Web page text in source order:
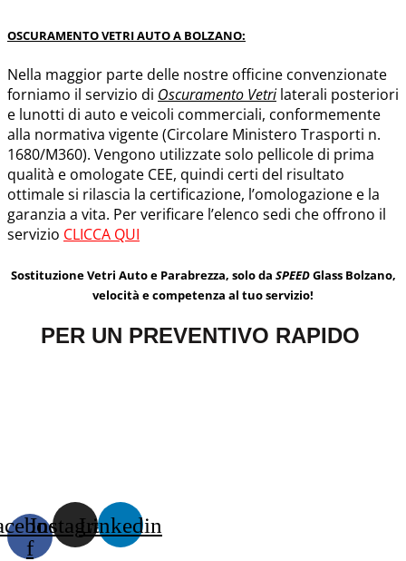
OSCURAMENTO VETRI AUTO A BOLZANO:
Nella maggior parte delle nostre officine convenzionate
forniamo il servizio di Oscuramento Vetri laterali posteriori
e lunotti di auto e veicoli commerciali, conformemente
alla normativa vigente (Circolare Ministero Trasporti n.
1680/M360). Vengono utilizzate solo pellicole di prima
qualità e omologate CEE, quindi certi del risultato
ottimale si rilascia la certificazione, l’omologazione e la
garanzia a vita. Per verificare l’elenco sedi che offrono il
servizio CLICCA QUI
Sostituzione Vetri Auto e Parabrezza, solo da SPEEDGlass Bolzano,
velocità e competenza al tuo servizio!
PER UN PREVENTIVO RAPIDO
f
InstagramLinkedin